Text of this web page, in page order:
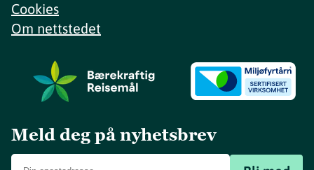
Cookies
Om nettstedet
Meld deg på nyhetsbrev